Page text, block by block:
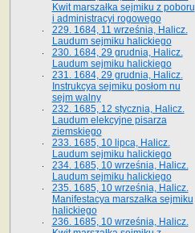
Kwit marszałka sejmiku z poboru
i administracyi rogowego
229. 1684, 11 września, Halicz.
Laudum sejmiku halickiego
230. 1684, 29 grudnia, Halicz.
Laudum sejmiku halickiego
231. 1684, 29 grudnia, Halicz.
Instrukcya sejmiku posłom nu
sejm walny
232. 1685, 12 stycznia, Halicz.
Laudum elekcyjne pisarza
ziemskiego
233. 1685, 10 lipca, Halicz.
Laudum sejmiku halickiego
234. 1685, 10 września, Halicz.
Laudum sejmiku halickiego
235. 1685, 10 września, Halicz.
Manifestacya marszałka sejmiku
halickiego
236. 1685, 10 września, Halicz.